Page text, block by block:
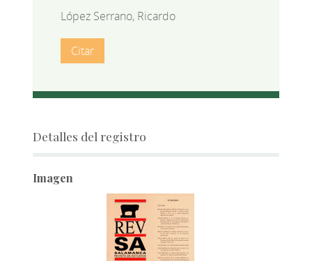
López Serrano, Ricardo
Citar
Detalles del registro
Imagen